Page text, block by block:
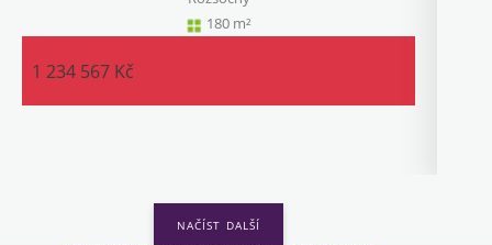
180 m²
1 234 567 Kč